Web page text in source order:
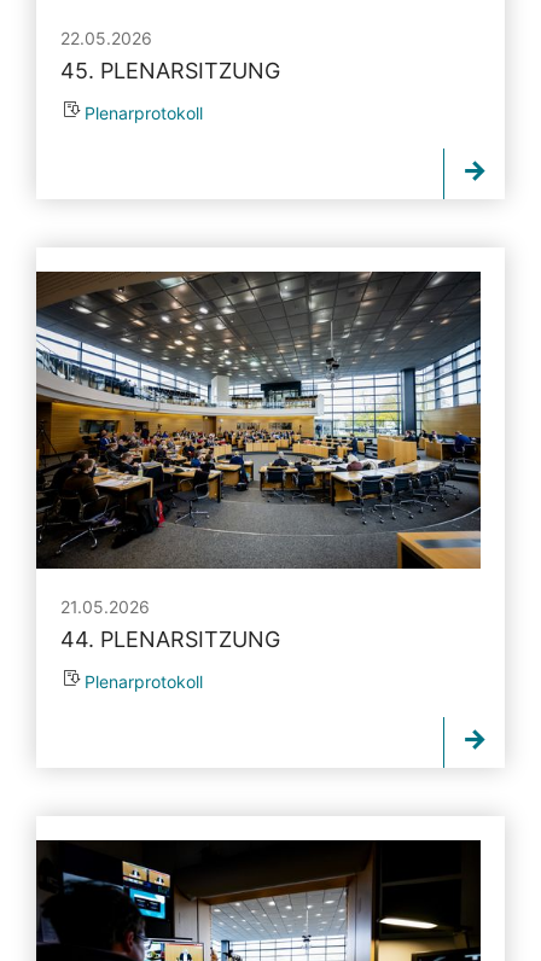
22.05.2026
45. PLENARSITZUNG
Plenarprotokoll
21.05.2026
44. PLENARSITZUNG
Plenarprotokoll